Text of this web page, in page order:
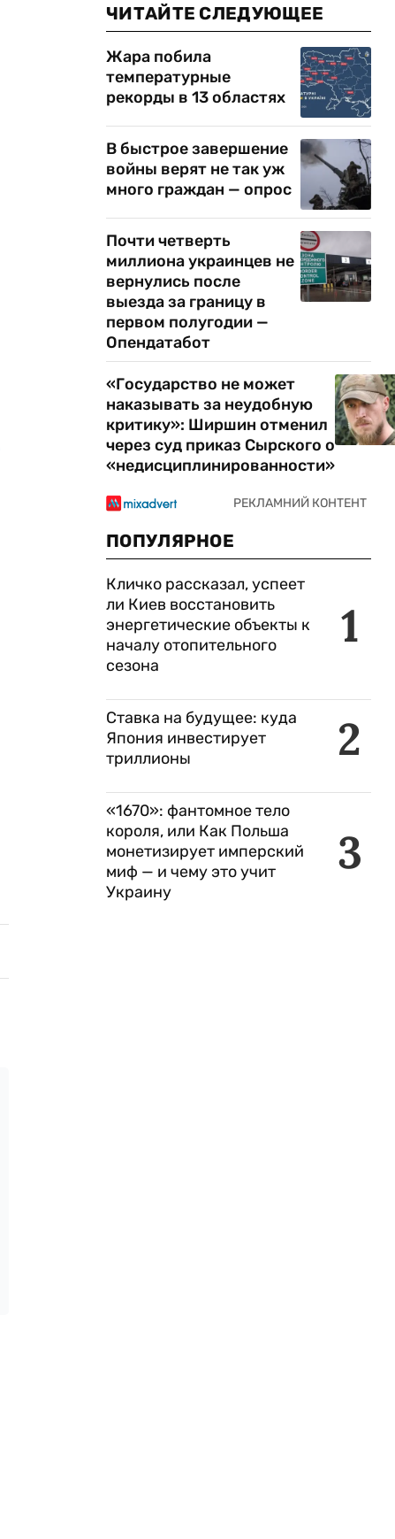
ЧИТАЙТЕ СЛЕДУЮЩЕЕ
Жара побила
температурные
рекорды в 13 областях
В быстрое завершение
войны верят не так уж
много граждан — опрос
Почти четверть
миллиона украинцев не
вернулись после
выезда за границу в
первом полугодии —
Опендатабот
«Государство не может
наказывать за неудобную
критику»: Ширшин отменил
через суд приказ Сырского о
«недисциплинированности»
ПОПУЛЯРНОЕ
1
Кличко рассказал, успеет
ли Киев восстановить
энергетические объекты к
началу отопительного
сезона
2
Ставка на будущее: куда
Япония инвестирует
триллионы
3
«1670»: фантомное тело
короля, или Как Польша
монетизирует имперский
миф — и чему это учит
Украину